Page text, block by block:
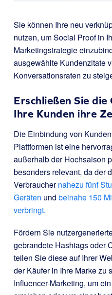
Sie können Ihre neu
nutzen, um Social Proof in
Marketingstrategie
ausgewählte Kundenzitate
Konversationsraten zu
Erschließen Sie
Ihre Kunden ihre
Die Einbindung von
Plattformen ist eine
außerhalb der Hochsaison
besonders relevant, da der
Verbrauchernahezu fünf
Geräten und beinahe 150
verbringt.
Fördern Sie
gebrandete Hashtags oder
teilen Sie diese auf Ihrer
der Käufer in Ihre Marke zu
Influencer-Marketing, um